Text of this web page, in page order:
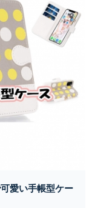
愛い手帳型ケー